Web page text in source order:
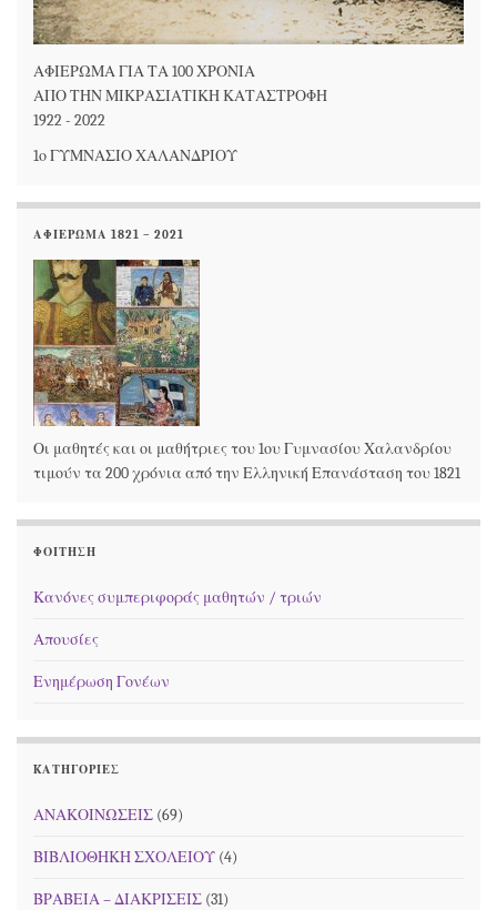
ΑΦΙΕΡΩΜΑ ΓΙΑ ΤΑ 100 ΧΡΟΝΙΑ
ΑΠΟ ΤΗΝ ΜΙΚΡΑΣΙΑΤΙΚΗ ΚΑΤΑΣΤΡΟΦΗ
1922 - 2022
1ο ΓΥΜΝΑΣΙΟ ΧΑΛΑΝΔΡΙΟΥ
ΑΦΙΕΡΩΜΑ 1821 – 2021
Οι μαθητές και οι μαθήτριες του 1ου Γυμνασίου Χαλανδρίου
τιμούν τα 200 χρόνια από την Ελληνική Επανάσταση του 1821
ΦΟΊΤΗΣΗ
Κανόνες συμπεριφοράς μαθητών / τριών
Απουσίες
Ενημέρωση Γονέων
KΑΤΗΓΟΡΊΕΣ
ΑΝΑΚΟΙΝΩΣΕΙΣ (69)
ΒΙΒΛΙΟΘΗΚΗ ΣΧΟΛΕΙΟΥ (4)
ΒΡΑΒΕΙΑ – ΔΙΑΚΡΙΣΕΙΣ (31)